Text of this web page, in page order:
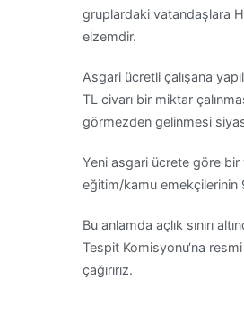
gruplardaki vatandaşlara
elzemdir.
Asgari ücretli çalışana
TL civarı bir miktar
görmezden gelinmesi
Yeni asgari ücrete göre bir
eğitim/kamu emekçilerinin
Bu anlamda açlık sınırı
Tespit Komisyonu‘na
çağırırız.